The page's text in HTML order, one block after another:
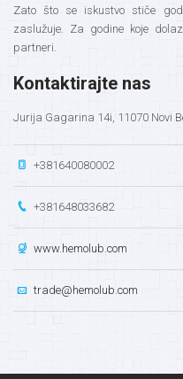
Zato što se iskustvo stiče
zaslužuje. Za godine koje
partneri.
Kontaktirajte nas
Jurija Gagarina 14i, 11070 Novi
+381640080002
+381648033682
www.hemolub.com
trade@hemolub.com